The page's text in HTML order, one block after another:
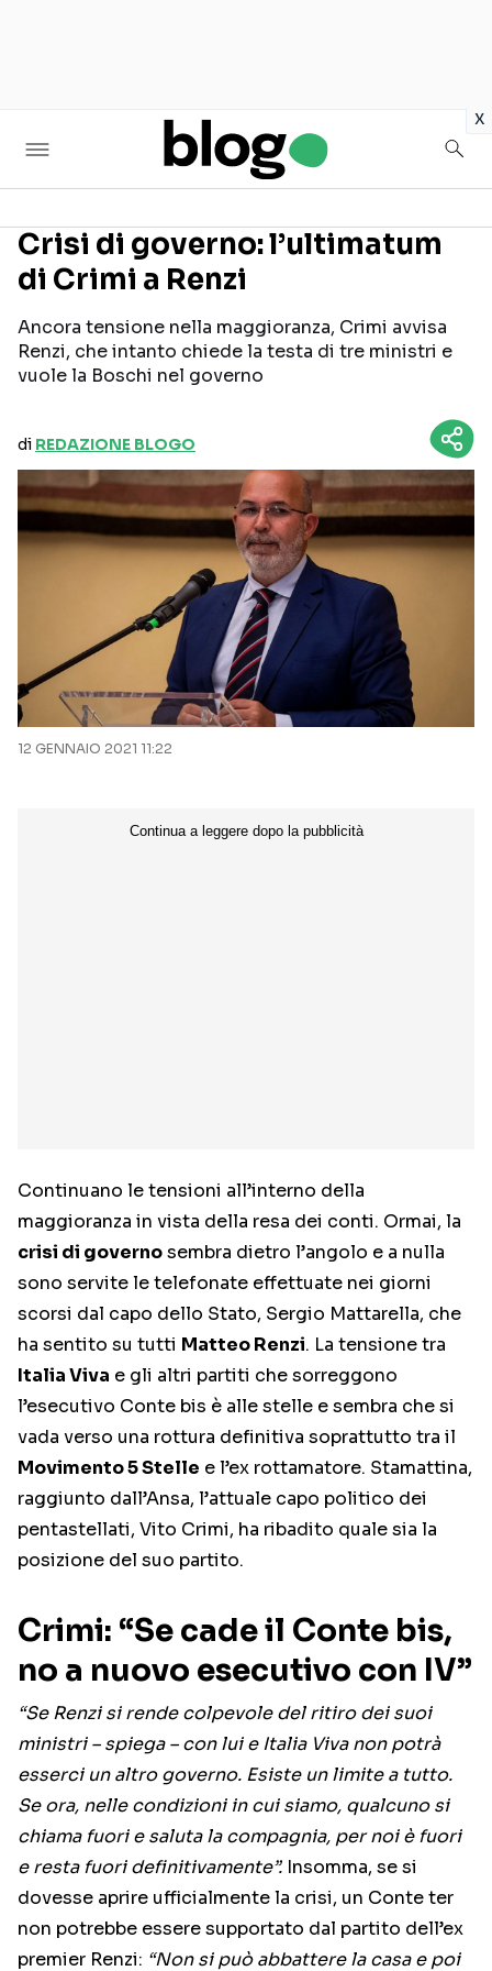
x
Seguici sui social
Crisi di governo: l’ultimatum
di Crimi a Renzi
Ancora tensione nella maggioranza, Crimi avvisa
Renzi, che intanto chiede la testa di tre ministri e
vuole la Boschi nel governo
di REDAZIONE BLOGO
12 GENNAIO 2021 11:22
Continuano le tensioni all’interno della
maggioranza in vista della resa dei conti. Ormai, la
crisi di governosembra dietro l’angolo e a nulla
sono servite le telefonate effettuate nei giorni
scorsi dal capo dello Stato, Sergio Mattarella, che
ha sentito su tutti Matteo Renzi. La tensione tra
Italia Viva e gli altri partiti che sorreggono
l’esecutivo Conte bis è alle stelle e sembra che si
vada verso una rottura definitiva soprattutto tra il
Movimento 5 Stelle e l’ex rottamatore. Stamattina,
raggiunto dall’Ansa, l’attuale capo politico dei
pentastellati, Vito Crimi, ha ribadito quale sia la
posizione del suo partito.
Crimi: “Se cade il Conte bis,
no a nuovo esecutivo con IV”
“Se Renzi si rende colpevole del ritiro dei suoi
ministri – spiega – con lui e Italia Viva non potrà
esserci un altro governo. Esiste un limite a tutto.
Se ora, nelle condizioni in cui siamo, qualcuno si
chiama fuori e saluta la compagnia, per noi è fuori
e resta fuori definitivamente”. Insomma, se si
dovesse aprire ufficialmente la crisi, un Conte ter
non potrebbe essere supportato dal partito dell’ex
premier Renzi: “Non si può abbattere la casa e poi